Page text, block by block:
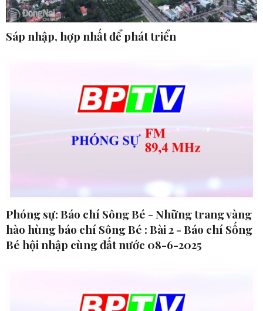
Sáp nhập, hợp nhất để phát triển
Phóng sự: Báo chí Sông Bé - Những trang vàng
hào hùng báo chí Sông Bé : Bài 2 - Báo chí Sống
Bé hội nhập cùng đất nước 08-6-2025